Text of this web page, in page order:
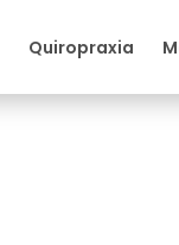
Quiropraxia